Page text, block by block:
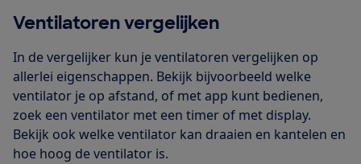
Ventilatoren vergelijken
In de vergelijker kun je ventilatoren vergelijken op
allerlei eigenschappen. Bekijk bijvoorbeeld welke
ventilator je op afstand, of met app kunt bedienen,
zoek een ventilator met een timer of met display.
Bekijk ook welke ventilator kan draaien en kantelen en
hoe hoog de ventilator is.